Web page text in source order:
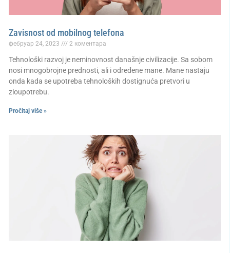
Zavisnost od mobilnog telefona
фебруар 24, 2023 2 коментара
Tehnološki razvoj je neminovnost današnje civilizacije. Sa sobom
nosi mnogobrojne prednosti, ali i određene mane. Mane nastaju
onda kada se upotreba tehnoloških dostignuća pretvori u
zloupotrebu.
Pročitaj više »